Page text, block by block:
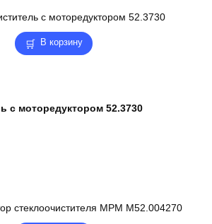
В корзину
с моторедуктором 52.3730